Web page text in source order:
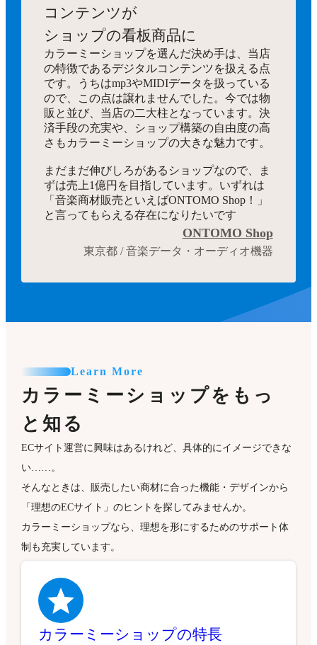
コンテンツが
ショップの看板商品に
カラーミーショップを選んだ決め手は、当店
の特徴であるデジタルコンテンツを扱える点
です。うちはmp3やMIDIデータを扱っている
ので、この点は譲れませんでした。今では物
販と並び、当店の二大柱となっています。決
済手段の充実や、ショップ構築の自由度の高
さもカラーミーショップの大きな魅力です。
まだまだ伸びしろがあるショップなので、ま
ずは売上1億円を目指しています。いずれは
「音楽商材販売といえばONTOMO Shop！」
と言ってもらえる存在になりたいです
ONTOMO Shop
東京都 / 音楽データ・オーディオ機器
Learn More
カラーミーショップをもっ
と知る
ECサイト運営に興味はあるけれど、具体的にイメージできな
い……。
そんなときは、販売したい商材に合った機能・デザインから
「理想のECサイト」のヒントを探してみませんか。
カラーミーショップなら、理想を形にするためのサポート体
制も充実しています。
カラーミーショップの特長